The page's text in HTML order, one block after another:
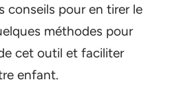
conseils pour en tirer le
méthodes pour
cet outil et faciliter
enfant.